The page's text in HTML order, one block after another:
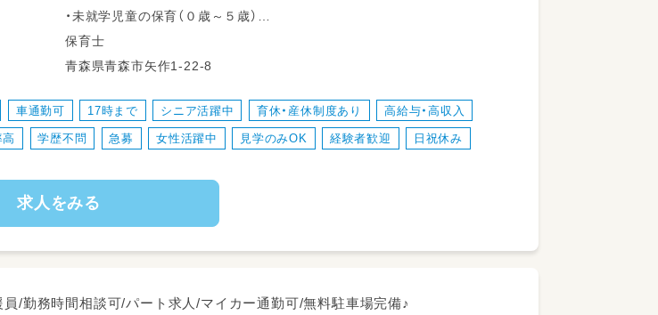
・未就学児童の保育（０歳～５歳）
・園内外の環境整備
※園児定員：６０名
保育士
青森県青森市矢作1-22-8
車通勤可 17時まで シニア活躍中 育休・産休制度あり 高給与・高収入
高 学歴不問 急募 女性活躍中 見学のみOK 経験者歓迎 日祝休み
求人をみる
員/勤務時間相談可/パート求人/マイカー通勤可/無料駐車場完備♪